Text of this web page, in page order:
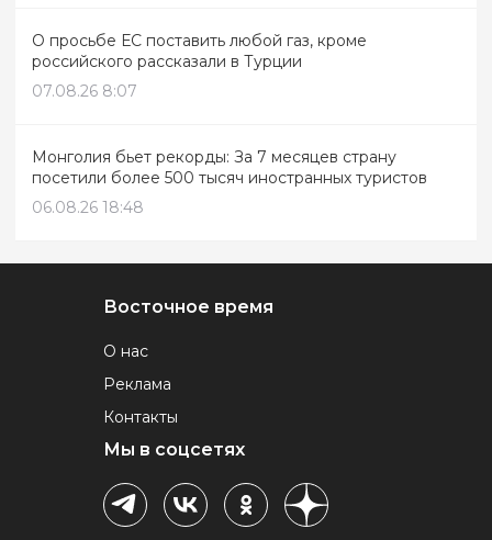
О просьбе ЕС поставить любой газ, кроме
российского рассказали в Турции
07.08.26 8:07
Монголия бьет рекорды: За 7 месяцев страну
посетили более 500 тысяч иностранных туристов
06.08.26 18:48
Восточное время
О нас
Реклама
Контакты
Мы в соцсетях